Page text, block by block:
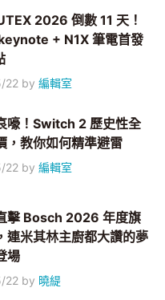
2026 倒數 11 天！
+ N1X 筆電首發
22 by編輯室
嚎！Switch 2 歷史性全
，教你如何精準避雷
22 by編輯室
擊 Bosch 2026 年度旗
連米其林主廚都大讚的夢
場
22 by 曉緹